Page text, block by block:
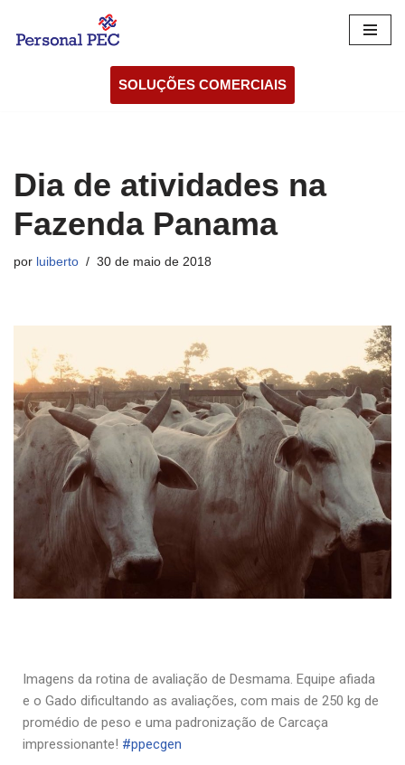
Pular
SOLUÇÕES COMERCIAIS
Dia de atividades na
Fazenda Panama
por luiberto 30 de maio de 2018
Imagens da rotina de avaliação de Desmama. Equipe afiada
e o Gado dificultando as avaliações, com mais de 250 kg de
promédio de peso e uma padronização de Carcaça
impressionante! #ppecgen